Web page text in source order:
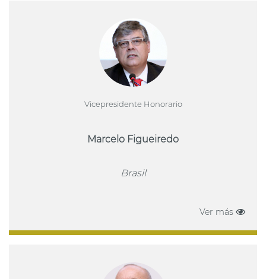
Vicepresidente Honorario
Marcelo Figueiredo
Brasil
Ver más